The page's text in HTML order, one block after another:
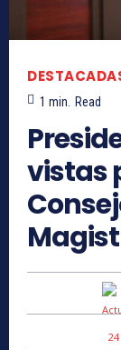
1 min. Read
vistas